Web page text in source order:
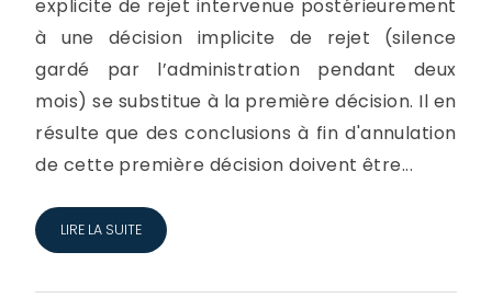
explicite de rejet intervenue postérieurement
à une décision implicite de rejet (silence
gardé par l’administration pendant deux
mois) se substitue à la première décision. Il en
résulte que des conclusions à fin d'annulation
de cette première décision doivent être...
LIRE LA SUITE